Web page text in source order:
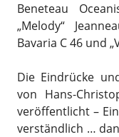
Beneteau
„Melody“
Bavaria C 46 und
Die Eindrücke
von Hans-
veröffentlicht –
verständlich …